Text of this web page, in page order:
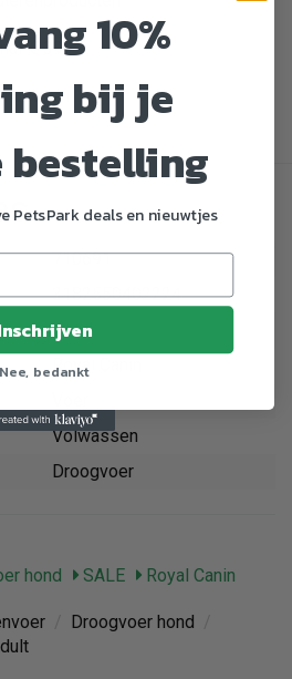
€ 39,-
betalen
710691
3182550402224
Hond
Royal Canin
Volwassen
Droogvoer
hond SALE Royal Canin
Droogvoer hond
10%
bij je
bestelling
PetsPark deals en nieuwtjes
Nee, bedankt